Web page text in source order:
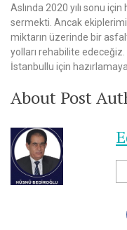
Aslında 2020 yılı sonu
sermekti. Ancak
miktarın üzerinde bir
yolları rehabilite
İstanbullu için
About Post